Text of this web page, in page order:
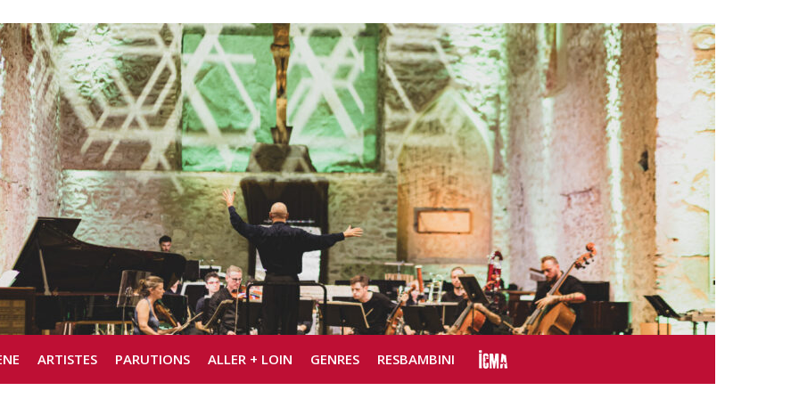
ARTISTES PARUTIONS ALLER + LOIN GENRES RESBAMBINI